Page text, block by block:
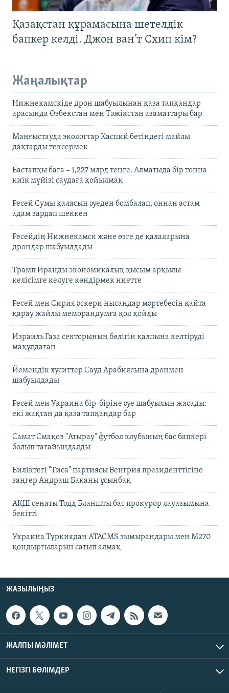
Қазақстан құрамасына шетелдік
бапкер келді. Джон ван’т Схип кім?
Жаңалықтар
Нижнекамскіде дрон шабуылынан қаза тапқандар
арасында Өзбекстан мен Тәжікстан азаматтары бар
Маңғыстауда экологтар Каспий бетіндегі майлы
дақтарды тексермек
Бастапқы баға – 1,227 млрд теңге. Алматыда бір тонна
киік мүйізі саудаға қойылмақ
Ресей Сумы қаласын әуеден бомбалап, оннан астам
адам зардап шеккен
Ресейдің Нижнекамск және өзге де қалаларына
дрондар шабуылдады
Трамп Иранды экономикалық қысым арқылы
келісімге келуге көндірмек ниетте
Ресей мен Сирия әскери нысандар мәртебесін қайта
қарау жайлы меморандумға қол қойды
Израиль Газа секторының бөлігін қалпына келтіруді
мақұлдаған
Йемендік хуситтер Сауд Арабиясына дронмен
шабуылдады
Ресей мен Украина бір-біріне әуе шабуылын жасады:
екі жақтан да қаза тапқандар бар
Самат Смақов "Атырау" футбол клубының бас бапкері
болып тағайындалды
Биліктегі "Тиса" партиясы Венгрия президенттігіне
заңгер Андраш Баканы ұсынбақ
АҚШ сенаты Тодд Бланшты бас прокурор лауазымына
бекітті
Украина Түркиядан ATACMS зымырандары мен M270
қондырғыларын сатып алмақ
ЖАЗЫЛЫҢЫЗ
ЖАЛПЫ МӘЛІМЕТ
НЕГІЗГІ БӨЛІМДЕР